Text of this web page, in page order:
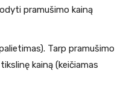
pramušimo kainą
Tarp pramušimo
kainą (keičiamas